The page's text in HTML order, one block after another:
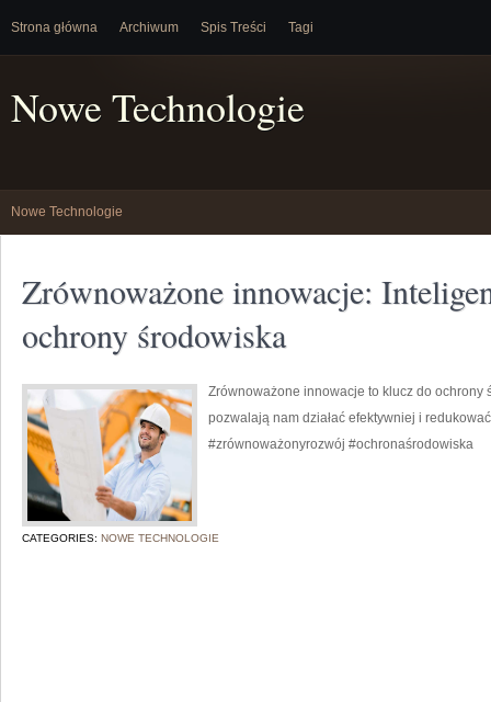
Strona główna Archiwum Spis Treści Tagi
Nowe Technologie
Nowe Technologie
Zrównoważone innowacje:
ochrony środowiska
Zrównoważone innowacje to klucz do
pozwalają nam działać efektywniej i
#zrównoważonyrozwój #ochronaśrodowiska
CATEGORIES: NOWE TECHNOLOGIE